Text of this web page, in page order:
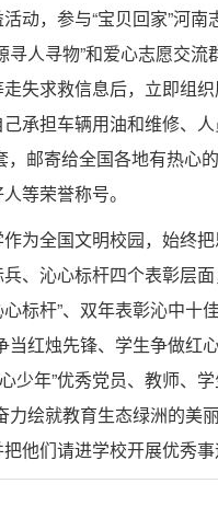
动，参与“宝贝回家”河
寻人寻物”和爱心志愿交
失求救信息后，立即组
承担车辆用油和维修、
邮寄给全国各地有热心
等荣誉称号。
为全国文明校园，始终
、沁心标杆四个表彰层
标杆”、双年表彰沁中
当红烛先锋、学生争做红
心少年”优秀党员、教师
力绘就教育生态绿洲的
他们请进学校开展优秀